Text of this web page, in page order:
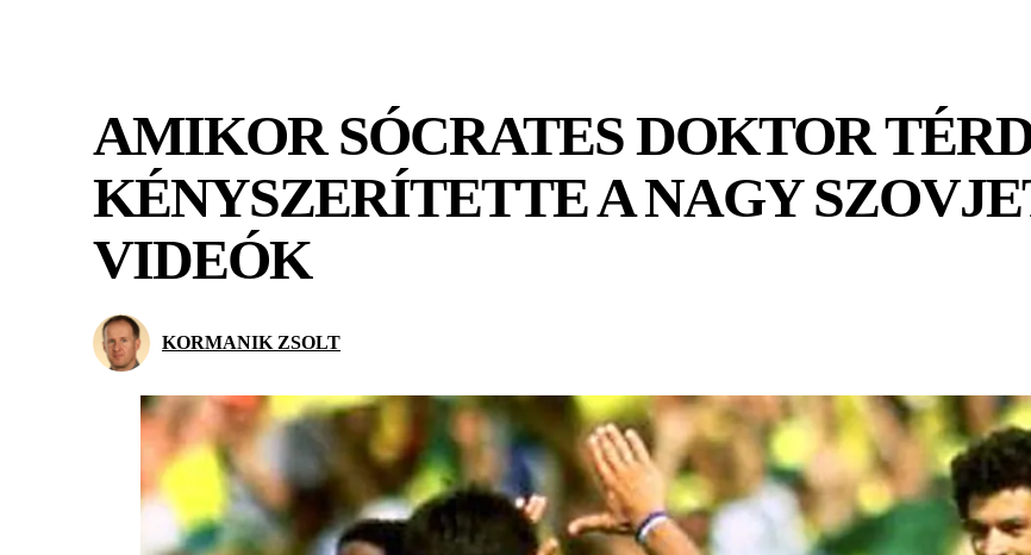
AMIKOR SÓCRATES DOKTOR
KÉNYSZERÍTETTE A NAGY
VIDEÓK
KORMANIK ZSOLT